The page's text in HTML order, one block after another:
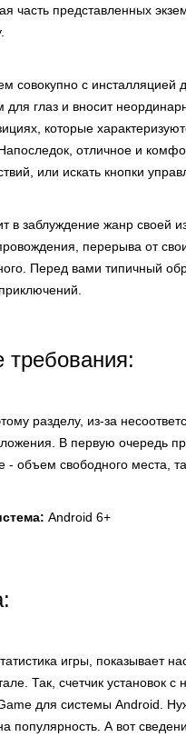
часть представленных
совокупно с инсталляцией
для глаз и вносит
которые
отличное и
или искать кнопки
в заблуждение жанр
перерыва от
Перед вами типичный
разделу, из-за
В первую очередь
- объем свободного места,
Android 6+
игры, показывает
Так, счетчик установок
для системы Android.
популярность. А вот